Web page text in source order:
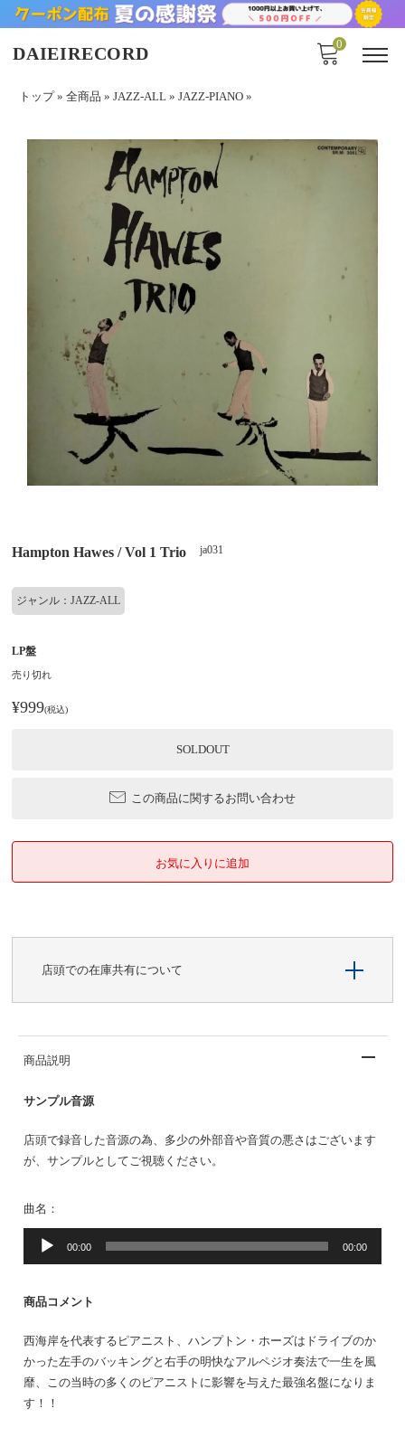
DAIEIRECORD 0
トップ» 全商品 » JAZZ-ALL » JAZZ-PIANO »
Hampton Hawes / Vol 1 Trio ja031
ジャンル：JAZZ-ALL
LP盤
売り切れ
¥999(税込)
SOLDOUT
この商品に関するお問い合わせ
店頭での在庫共有について
商品説明
サンプル音源
店頭で録音した音源の為、多少の外部音や音質の悪さはございます
が、サンプルとしてご視聴ください。
曲名：
音
ー
ヤ
00:00 00:00
商品コメント
西海岸を代表するピアニスト、ハンプトン・ホーズはドライブのか
かった左手のバッキングと右手の明快なアルペジオ奏法で一生を風
靡、この当時の多くのピアニストに影響を与えた最強名盤になりま
す！！